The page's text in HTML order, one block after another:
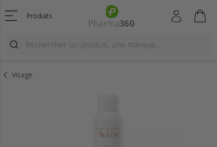
Produits
Visage